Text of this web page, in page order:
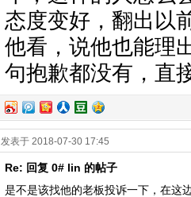
态度变好，翻出以
他看，说他也能理
句抱歉都没有，直
发表于 2018-07-30 17:45
Re: 回复 0# lin 的帖子
是不是该找他的老板投诉一下，在这